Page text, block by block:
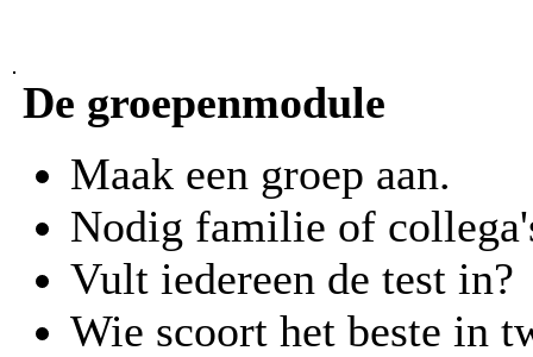
De groepenmodule
Maak een groep aan.
Nodig familie of
Vult iedereen de test in?
Wie scoort het beste in